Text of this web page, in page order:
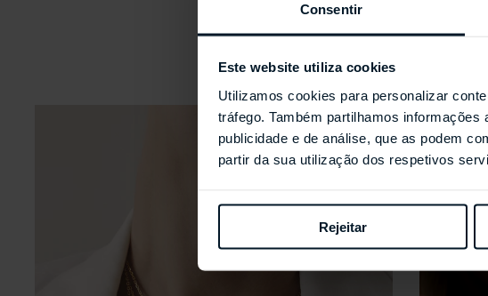
Consentir
Este website utiliza cookies
Utilizamos cookies para personalizar
tráfego. Também partilhamos
publicidade e de análise, que as podem
partir da sua utilização dos respetivos
Rejeitar